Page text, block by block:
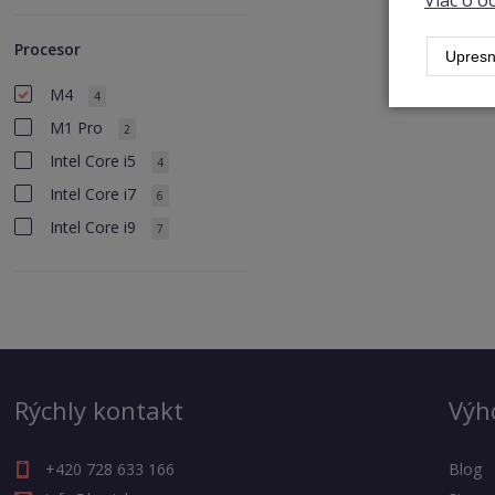
Procesor
M4 4
M1 Pro 2
Intel Core i5 4
Intel Core i7 6
Intel Core i9 7
Rýchly kontakt
+420 728 633 166
Blog